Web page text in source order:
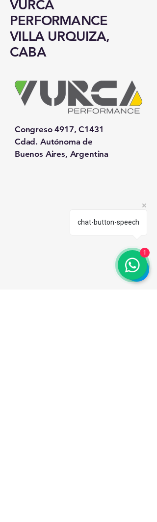
VURCA
PERFORMANCE
VILLA URQUIZA,
CABA
Congreso 4917, C1431
Cdad. Autónoma de
Buenos Aires, Argentina
chat-button-speech
1